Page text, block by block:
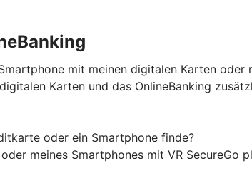
mit meinen digitalen Karten oder
Karten und das OnlineBanking
oder ein Smartphone finde?
meines Smartphones mit VR SecureGo